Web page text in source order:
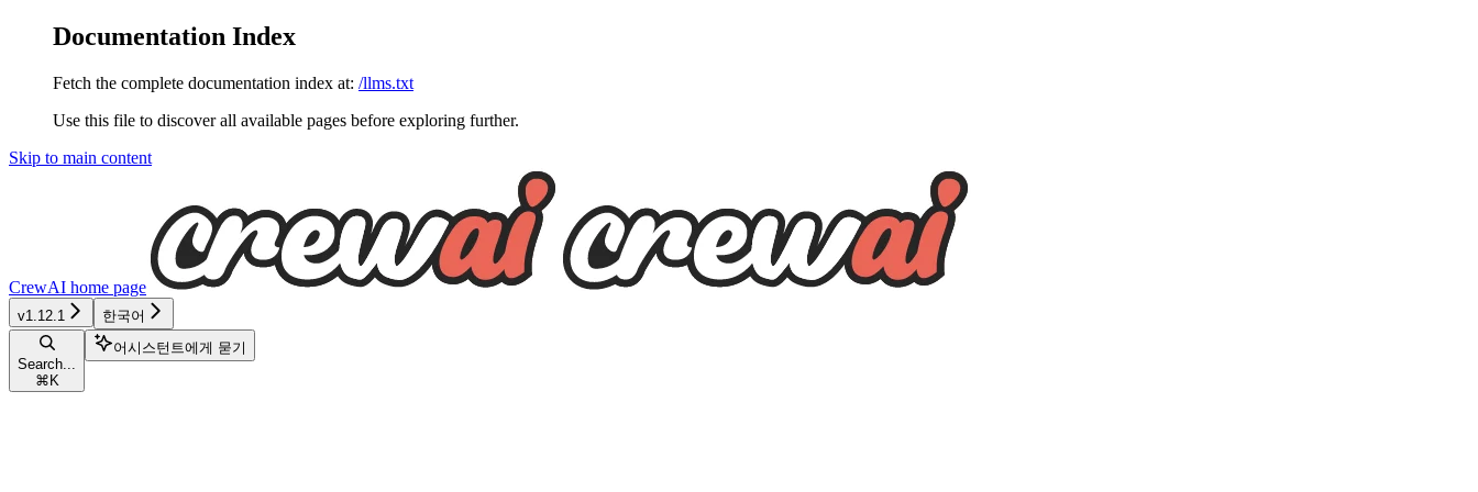
Documentation Index
Fetch the complete documentation index at: /llms.txt
Use this file to discover all available pages before exploring further.
Skip to main content
CrewAI home page
v1.12.1 한국어
Search...
⌘ K
어시스턴트에게 묻기